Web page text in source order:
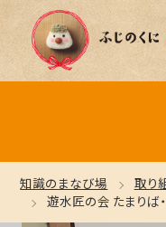
知識のまなび場 取り
遊水匠の会 たまりば